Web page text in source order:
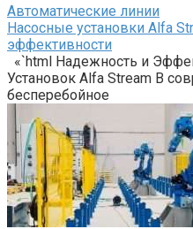
Автоматические линии
Насосные установки Alfa
эффективности
«`html Надежность и
Установок Alfa Stream В
бесперебойное